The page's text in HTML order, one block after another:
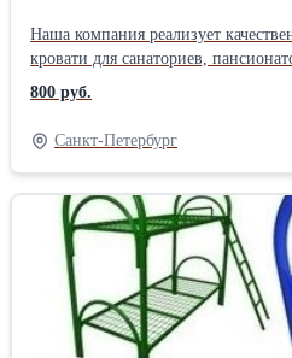
вагончиков. Цены от пр
Наша компания реализует
кровати для санаториев,
кровати для бюджетных гостиниц,
кровати для рабочих, строителей,
для военных казарм (армейские кровати) В нашем
так же имеются: тумбы
из ЛДСП, табуреты, стулья, столы
Мы не только продаем кровати
возможность приобрести
предусмотрены всевозможные
для постоянных клиентов.
Белоруссии, Казахстан. +7 926 786 44 45 Людмила +7 926 875 47
800 руб.
Санкт-Петербург